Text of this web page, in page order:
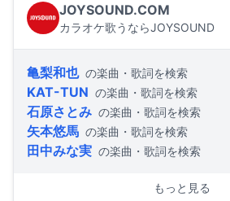
JOYSOUND.COM
カラオケ歌うならJOYSOUND
亀梨和也 の楽曲・歌詞を検索
KAT-TUN の楽曲・歌詞を検索
石原さとみ の楽曲・歌詞を検索
矢本悠馬 の楽曲・歌詞を検索
田中みな実 の楽曲・歌詞を検索
もっと見る